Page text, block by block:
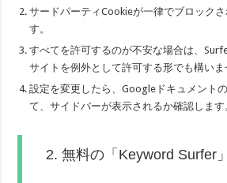
サードパーティCookieが一律でブロック
す。
すべてを許可するのが不安な場合は、
サイトを例外として許可する形でも構いま
設定を変更したら、Googleドキュメント
て、サイドバーが表示されるか確認します
2. 無料の「Keyword Surfer